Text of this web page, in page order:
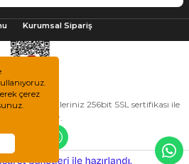
çerez
Kurumsal Sipariş
kartı bilgileriniz 256bit SSL sertifikası ile
korunmaktadır.
e-